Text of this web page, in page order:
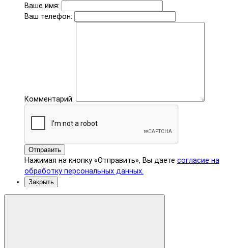
Ваше имя:
Ваш телефон:
Комментарий:
Отправить
Нажимая на кнопку «Отправить», Вы даете согласие на
обработку персональных данных.
Закрыть